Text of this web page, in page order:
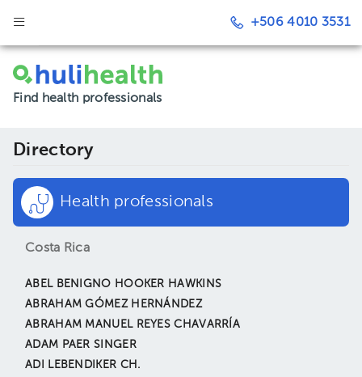
+506 4010 3531
Find health professionals
Directory
Health professionals
Costa Rica
ABEL BENIGNO HOOKER HAWKINS
ABRAHAM GÓMEZ HERNÁNDEZ
ABRAHAM MANUEL REYES CHAVARRÍA
ADAM PAER SINGER
ADI LEBENDIKER CH.